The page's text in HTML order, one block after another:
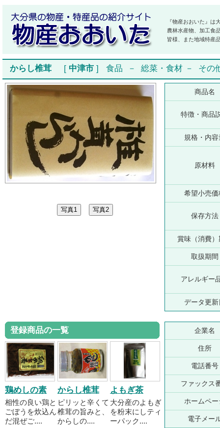
『物産おおいた』は
農林水産物、加工食
皆様、また地域特産
からし椎茸 [ 中津市 ] 食品 － 総菜・食材 － その
商品名
特徴・商品
規格・内容
原材料
希望小売価
保存方法
賞味（消費）
取扱期間
アレルギー
データ更新
登録商品の一覧
鶏めしの素
相性の良い鶏と
ごぼうを炊込ん
だ混ぜご....
からし椎茸
ピリッと辛くて
椎茸の旨みと、
からしの....
よもぎ茶
大分産のよもぎ
を粉末にしティ
ーパック....
企業名
住所
電話番号
ファックス
ホームペー
電子メー